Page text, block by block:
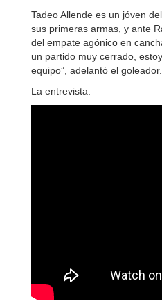
Tadeo Allende es un jóven
sus primeras armas, y ante
del empate agónico en
un partido muy cerrado,
equipo”, adelantó el goleador.
La entrevista: